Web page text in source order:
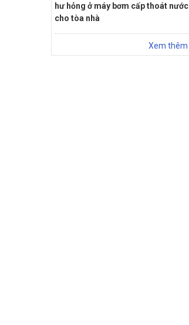
hư hỏng ở máy bơm cấp thoát nước
cho tòa nhà
Xem thêm